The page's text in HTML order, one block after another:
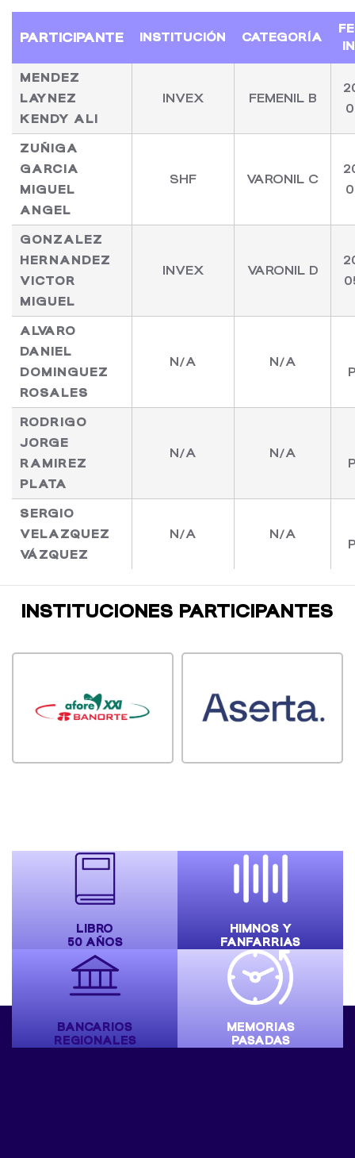
PARTICIPANTE INSTITUCIÓN CATEGORÍA
MENDEZ
LAYNEZ
KENDY ALI
INVEX FEMENIL B
ZUÑIGA
GARCIA
MIGUEL
ANGEL
SHF VARONIL C
GONZALEZ
HERNANDEZ
VICTOR
MIGUEL
INVEX VARONIL D
ALVARO
DANIEL
DOMINGUEZ
ROSALES
N/A N/A
RODRIGO
JORGE
RAMIREZ
PLATA
N/A N/A
SERGIO
VELAZQUEZ
VÁZQUEZ
N/A N/A
INSTITUCIONES PARTICIPANTES
LIBRO
50 AÑOS
HIMNOS Y
FANFARRIAS
BANCARIOS
REGIONALES
MEMORIAS
PASADAS